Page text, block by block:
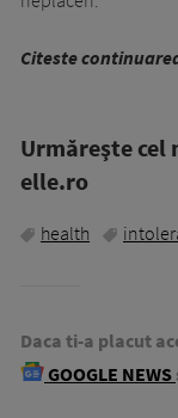
Citeste
Urmăreşte cel
elle.ro
health
Daca ti-a placut
GOOGLE NEWS